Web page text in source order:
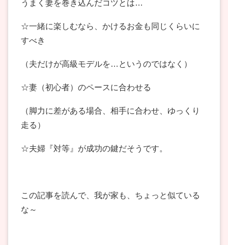
うまく妻を巻き込んだコツとは…
☆一緒に楽しむなら、かけるお金も同じくらいに
すべき
（夫だけが高級モデルを…というのではなく）
☆妻（初心者）のペースに合わせる
（脚力に差がある場合、相手に合わせ、ゆっくり
走る）
☆夫婦『対等』が成功の鍵だそうです。
この記事を読んで、我が家も、ちょっと似ている
な～